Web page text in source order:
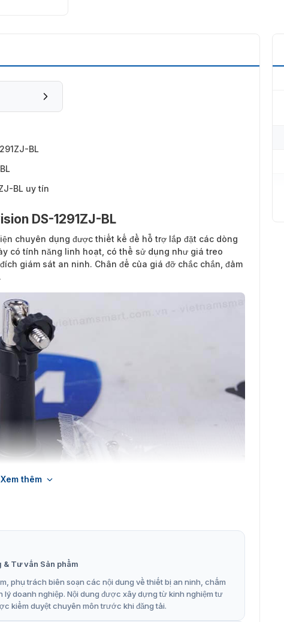
BL
BL uy tín
DS-1291ZJ-BL
chuyên dụng được thiết kế để hỗ trợ lắp đặt các dòng
có tính năng linh hoạt, có thể sử dụng như giá treo
giám sát an ninh. Chân đế của giá đỡ chắc chắn, đảm
bí mật Hikvision DS-1291ZJ-BL
1291ZJ-BL
độ bền cao và đảm bảo hoạt động ổn định trong thời
Xem thêm
Tư vấn Sản phẩm
phụ trách biên soạn các nội dung về thiết bị an ninh, chấm
doanh nghiệp. Nội dung được xây dựng từ kinh nghiệm tư
kiểm duyệt chuyên môn trước khi đăng tải.